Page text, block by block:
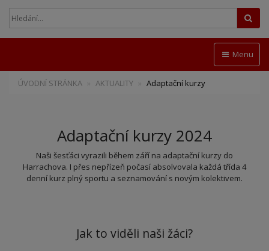
Menu
ÚVODNÍ STRÁNKA AKTUALITY Adaptační kurzy
Adaptační kurzy 2024
Naši šesťáci vyrazili během září na adaptační kurzy do
Harrachova. I přes nepřízeň počasí absolvovala každá třída 4
denní kurz plný sportu a seznamování s novým kolektivem.
Jak to viděli naši žáci?